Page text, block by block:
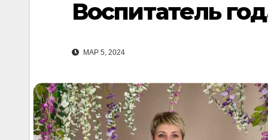
Воспитатель
МАР 5, 2024